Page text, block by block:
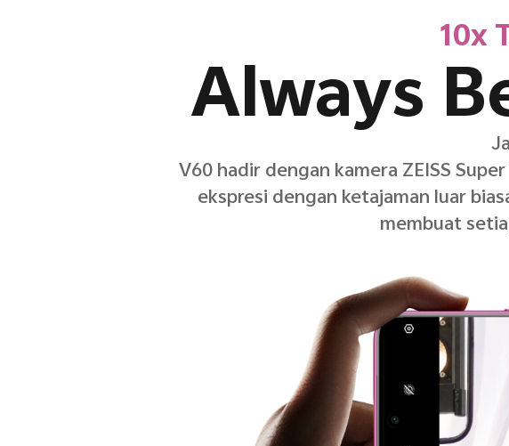
10x
Always
V60 hadir dengan kamera ZEISS
ekspresi dengan ketajaman luar
membuat